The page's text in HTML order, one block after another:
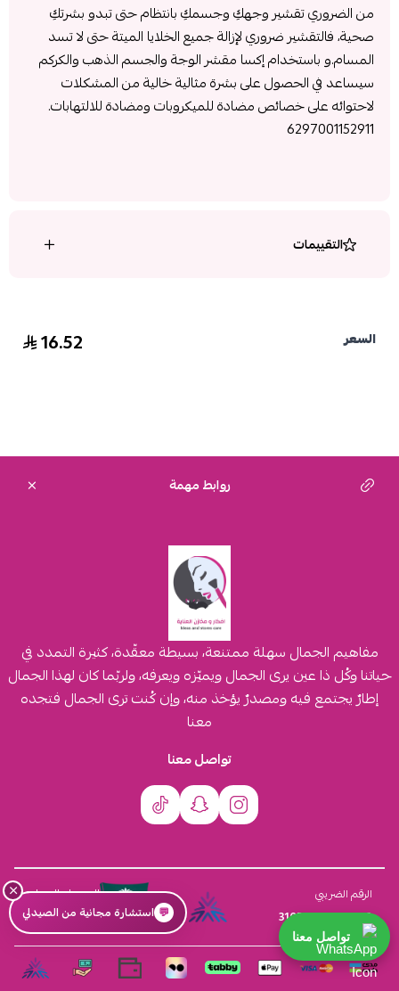
من الضروري تقشير وجهكِ وجسمكِ بانتظام حتى تبدو بشرتكِ
صحية، فالتقشير ضروري لإزالة جميع الخلايا الميتة حتى لا تسد
المسام.و باستخدام إكسا مقشر الوجة والجسم الذهب والكركم
سيساعد في الحصول على بشرة مثالية خالية من المشكلات
لاحتوائه على خصائص مضادة للميكروبات ومضادة للالتهابات.
6297001152911
التقييمات
السعر 16.52
روابط مهمة
مفاهيم الجمال سهلة ممتنعة، بسيطة معقّدة، كثيرة التمدد في
حياتنا وكُل ذا عين يرى الجمال ويميّزه ويعرفه، ولربّما كان لهذا الجمال
إطارٌ يجتمع فيه ومصدرٌ يؤخذ منه، وإن كُنت ترى الجمال فتجده
معنا
تواصل معنا
الرقم الضريبي
310555259800003
السجل التجاري
4030431116
×
💬 استشارة مجانية من الصيدلي
تواصل معنا